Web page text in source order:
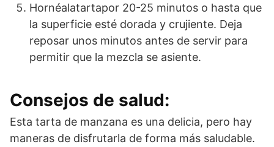
Hornéalatartapor 20-25 minutos o hasta que
la superficie esté dorada y crujiente. Deja
reposar unos minutos antes de servir para
permitir que la mezcla se asiente.
Consejos de salud:
Esta tarta de manzana es una delicia, pero hay
maneras de disfrutarla de forma más saludable.